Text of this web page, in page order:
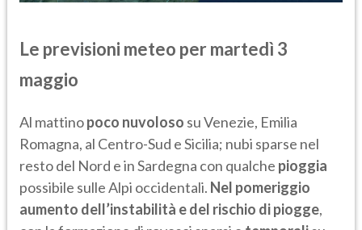
Le previsioni meteo per martedì 3
maggio
Al mattinopoco nuvoloso su Venezie, Emilia
Romagna, al Centro-Sud e Sicilia; nubi sparse nel
resto del Nord e in Sardegna con qualche pioggia
possibile sulle Alpi occidentali. Nel pomeriggio
aumento dell’instabilità e del rischio di piogge,